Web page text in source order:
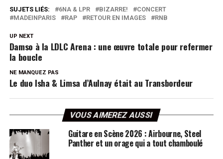
SUJETS LIÉS: 6NA & LPR BIZARRE!
CONCERT
MADEINPARIS
RAP RETOUR EN IMAGES RNB
UP NEXT
Damso à la LDLC Arena : une œuvre totale pour refermer
la boucle
NE MANQUEZ PAS
Le duo Isha & Limsa d’Aulnay était au Transbordeur
VOUS AIMEREZ AUSSI
Guitare en Scène 2026 : Airbourne, Steel
Panther et un orage qui a tout chamboulé